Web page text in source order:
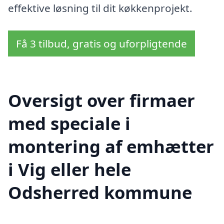
effektive løsning til dit køkkenprojekt.
Få 3 tilbud, gratis og uforpligtende
Oversigt over firmaer
med speciale i
montering af emhætter
i Vig eller hele
Odsherred kommune